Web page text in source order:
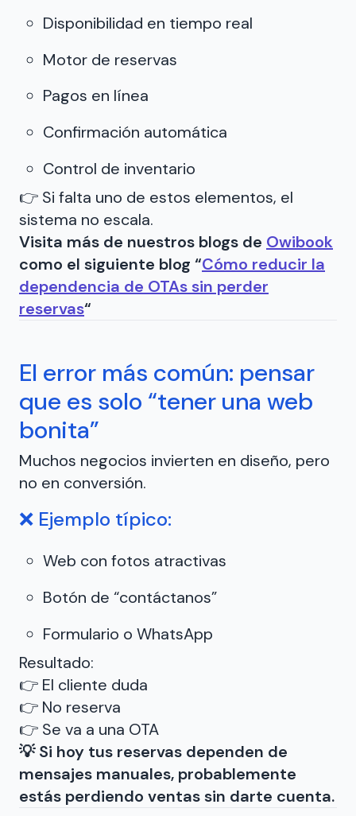
Disponibilidad en tiempo real
Motor de reservas
Pagos en línea
Confirmación automática
Control de inventario
👉 Si falta uno de estos elementos, el
sistema no escala.
Visita más de nuestros blogs de Owibook
como el siguiente blog “Cómo reducir la
dependencia de OTAs sin perder
reservas“
El error más común: pensar
que es solo “tener una web
bonita”
Muchos negocios invierten en diseño, pero
no en conversión.
❌ Ejemplo típico:
Web con fotos atractivas
Botón de “contáctanos”
Formulario o WhatsApp
Resultado:
👉 El cliente duda
👉 No reserva
👉 Se va a una OTA
💡 Si hoy tus reservas dependen de
mensajes manuales, probablemente
estás perdiendo ventas sin darte cuenta.